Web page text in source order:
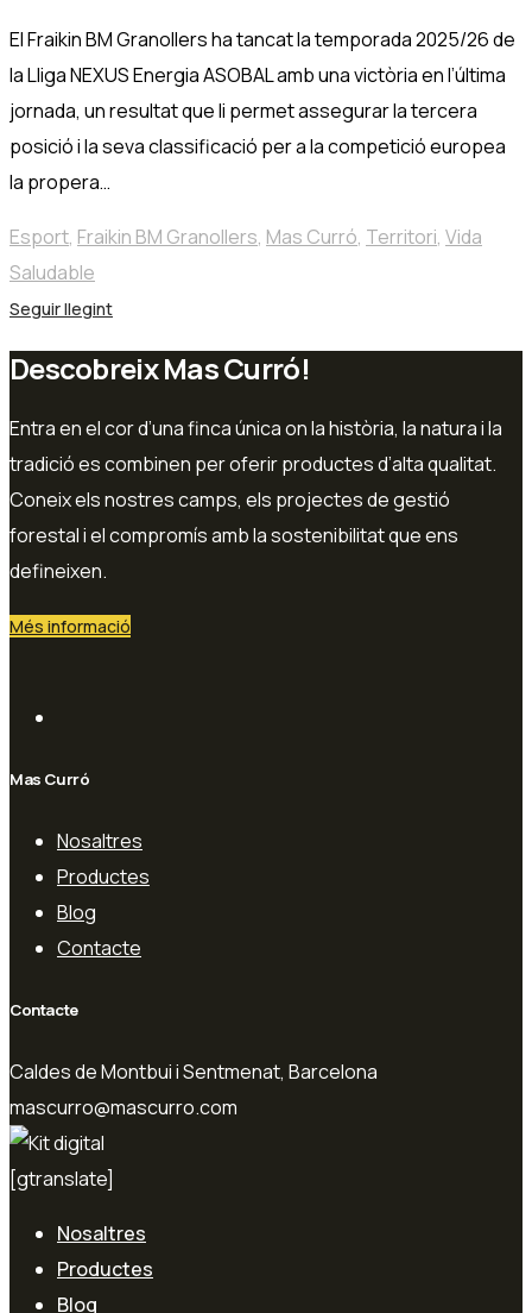
El Fraikin BM Granollers ha tancat la temporada 2025/26 de
la Lliga NEXUS Energia ASOBAL amb una victòria en l’última
jornada, un resultat que li permet assegurar la tercera
posició i la seva classificació per a la competició europea
la propera…
Esport, Fraikin BM Granollers, Mas Curró, Territori, Vida
Saludable
Seguir llegint
Descobreix Mas Curró!
Entra en el cor d’una finca única on la història, la natura i la
tradició es combinen per oferir productes d’alta qualitat.
Coneix els nostres camps, els projectes de gestió
forestal i el compromís amb la sostenibilitat que ens
defineixen.
Més informació
Mas Curró
Nosaltres
Productes
Blog
Contacte
Contacte
Caldes de Montbui i Sentmenat, Barcelona
mascurro@mascurro.com
[gtranslate]
Nosaltres
Productes
Blog